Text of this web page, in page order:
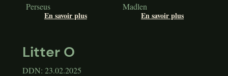
Perseus
En savoir plus
Madlen
En savoir plus
Litter O
DDN: 23.02.2025